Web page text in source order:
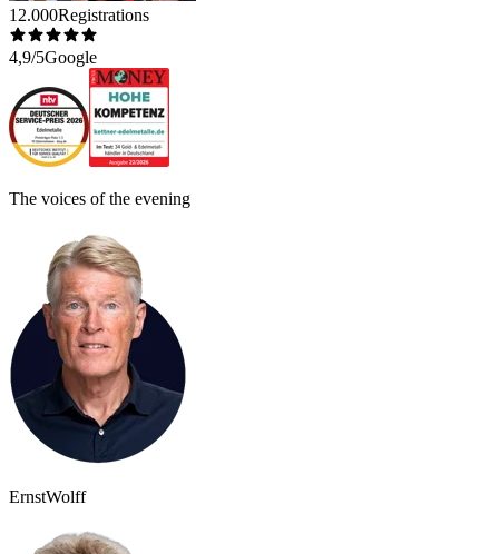
12.000Registrations
4,9/5Google
The voices of the evening
ErnstWolff